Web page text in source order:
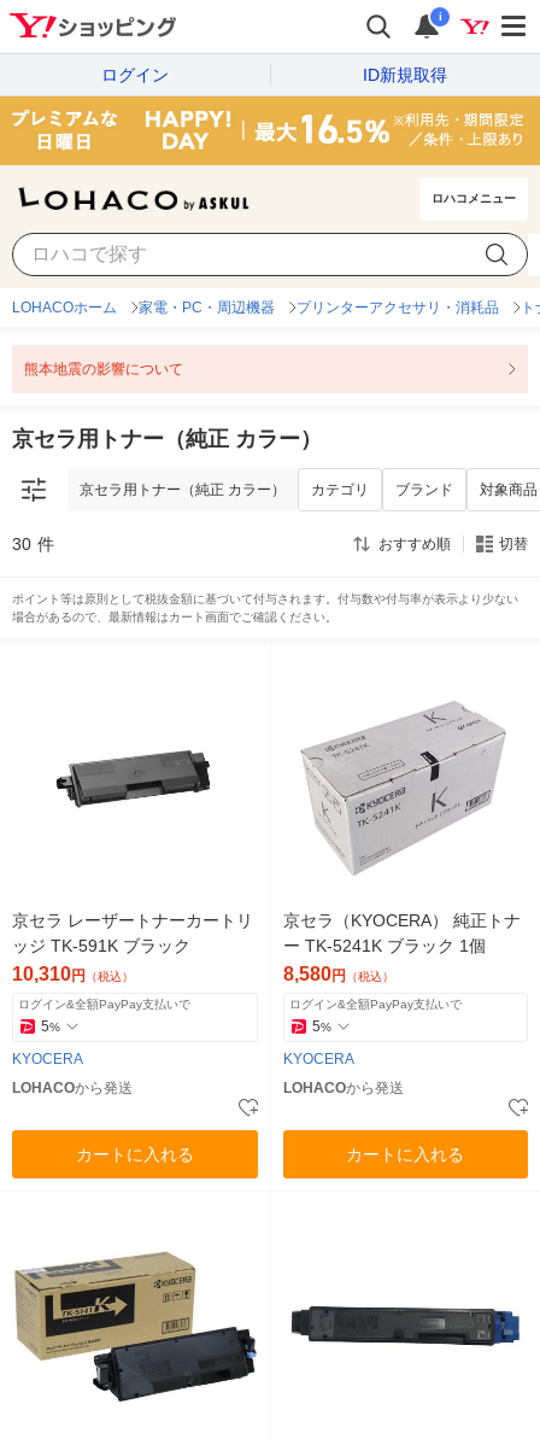
i
ログイン ID新規取得
ロハコメニュー
京セラ用トナー（純正 カラー） 対象商品
LOHACOホーム 家電・PC・周辺機器 プリンターアクセサリ・消耗品
熊本地震の影響について
京セラ用トナー（純正 カラー）
京セラ用トナー（純正 カラー） カテゴリ ブランド 対象商品
30 件 おすすめ順 切替
ポイント等は原則として税抜金額に基づいて付与されます。付与数や付与率が表示より少ない
場合があるので、最新情報はカート画面でご確認ください。
京セラ レーザートナーカートリ
ッジ TK-591K ブラック
10,310円 （税込）
ログイン&全額PayPay支払いで
5%
KYOCERA
LOHACOから発送
カートに入れる
京セラ（KYOCERA） 純正トナ
ー TK-5241K ブラック 1個
8,580円 （税込）
ログイン&全額PayPay支払いで
5%
KYOCERA
LOHACOから発送
カートに入れる